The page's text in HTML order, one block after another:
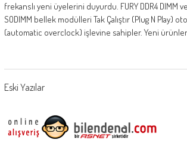
frekanslı yeni üyelerini duyurdu. FURY DDR4 DIMM
SODIMM bellek modülleri Tak Çalıştır (Plug N Play)
(automatic overclock) işlevine sahipler. Yeni ürünler
Posts
navigation
Eski Yazılar